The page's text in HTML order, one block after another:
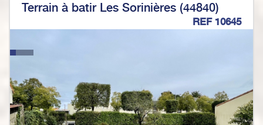
Terrain à batir Les Sorinières (44840)
REF 10645